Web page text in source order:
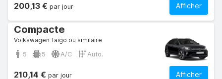
Afficher
200,13 € par jour
Compacte
Volkswagen Taigo ou similaire
5 5 A/C Auto.
Afficher
210,14 € par jour